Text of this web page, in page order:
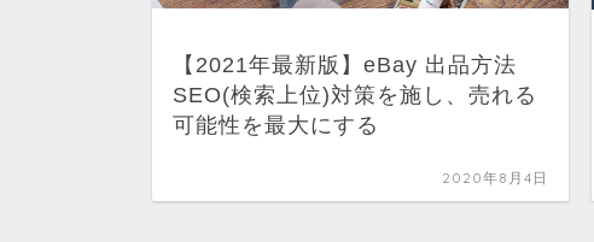
【2021年最新版】eBay 出品方法
SEO(検索上位)対策を施し、売れる
可能性を最大にする
2020年8月4日